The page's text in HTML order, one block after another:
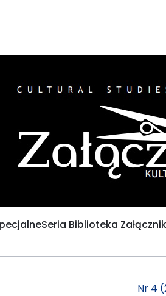
Seria Biblioteka
Nr 4